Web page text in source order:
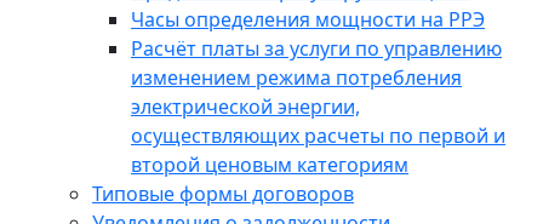
Часы определения мощности на РРЭ
Расчёт платы за услуги по управлению
изменением режима потребления
электрической энергии,
осуществляющих расчеты по первой и
второй ценовым категориям
Типовые формы договоров